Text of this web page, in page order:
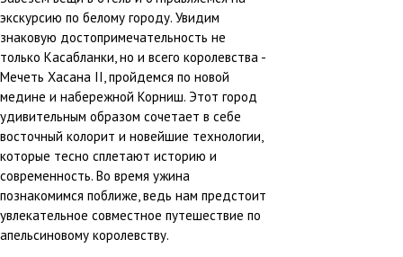
экскурсию по белому городу. Увидим
знаковую достопримечательность не
только Касабланки, но и всего королевства -
Мечеть Хасана II, пройдемся по новой
медине и набережной Корниш. Этот город
удивительным образом сочетает в себе
восточный колорит и новейшие технологии,
которые тесно сплетают историю и
современность. Во время ужина
познакомимся поближе, ведь нам предстоит
увлекательное совместное путешествие по
апельсиновому королевству.